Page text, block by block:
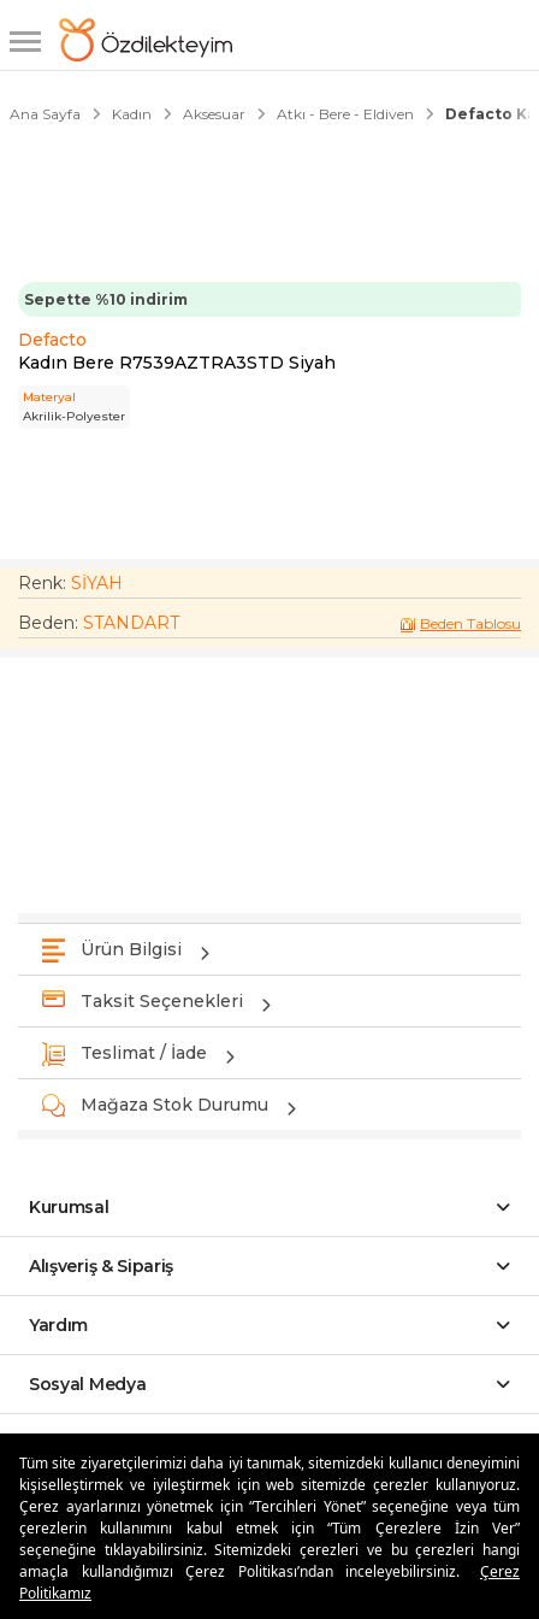
Tüm site ziyaretçilerimizi daha iyi tanımak, sitemizdeki kullanıcı deneyimini
kişiselleştirmek ve iyileştirmek için web sitemizde çerezler kullanıyoruz.
Çerez ayarlarınızı yönetmek için “Tercihleri Yönet” seçeneğine veya tüm
çerezlerin kullanımını kabul etmek için “Tüm Çerezlere İzin Ver”
seçeneğine tıklayabilirsiniz. Sitemizdeki çerezleri ve bu çerezleri hangi
amaçla kullandığımızı Çerez Politikası’ndan inceleyebilirsiniz.
Çerez
Politikamız
Ana Sayfa Kadın Aksesuar Atkı - Bere - Eldiven Defacto
Sepette %10 indirim
Defacto
Kadın Bere R7539AZTRA3STD Siyah
Materyal
Akrilik-Polyester
Çark Fırsatı
1/4
Renk: SİYAH
Beden: STANDART Beden Tablosu
Ürün Bilgisi
Taksit Seçenekleri
Teslimat / İade
Mağaza Stok Durumu
Kurumsal
Alışveriş & Sipariş
Yardım
Sosyal Medya
Özdilekteyim'de Taksit Avantajları
Güvenli Alışveriş